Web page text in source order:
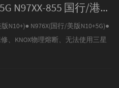
【极光ROM】-【三星NOTE10/NOTE10+/5G N97XX-855 国行/港行/美版】-【V22.0 Android-S-VF1】
N10+)● N976X(国行/美版N10+5G)●
、KNOX物理熔断、无法使用三星